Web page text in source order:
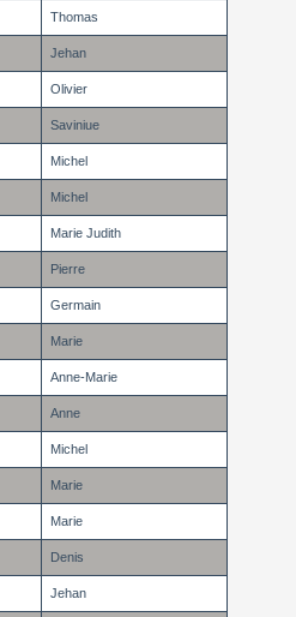
Thomas
Jehan
Olivier
Saviniue
Michel
Michel
Marie Judith
Pierre
Germain
Marie
Anne-Marie
Anne
Michel
Marie
Marie
Denis
Jehan